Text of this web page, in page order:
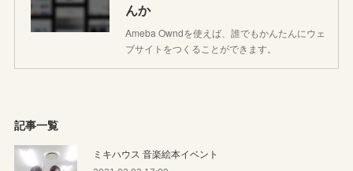
んか
Ameba Owndを使えば、誰でもかんたんにウェ
ブサイトをつくることができます。
記事一覧
ミキハウス 音楽絵本イベント